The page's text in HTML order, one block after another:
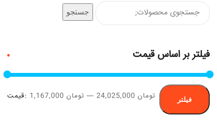
جستجو
فیلتر بر اساس قیمت
فیلتر قیمت: 1,167,000 تومان — 24,025,000 تومان